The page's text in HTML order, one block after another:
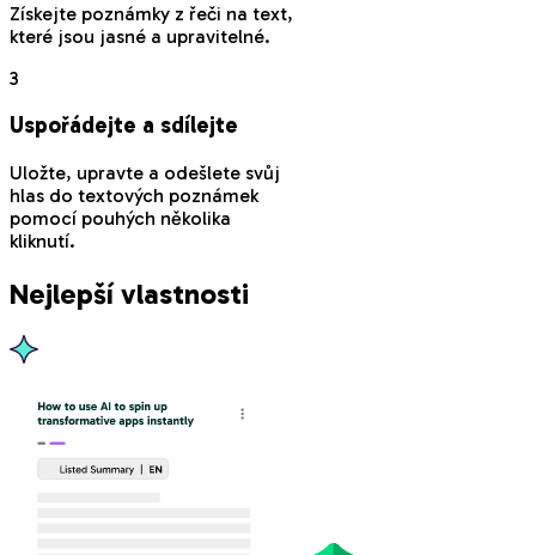
Získejte poznámky z řeči na text,
které jsou jasné a upravitelné.
3
Uspořádejte a sdílejte
Uložte, upravte a odešlete svůj
hlas do textových poznámek
pomocí pouhých několika
kliknutí.
Nejlepší vlastnosti